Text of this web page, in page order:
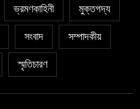
ভ্রমণকাহিনী মুক্তগদ্য
সংবাদ সম্পাদকীয়
স্মৃতিচারণ